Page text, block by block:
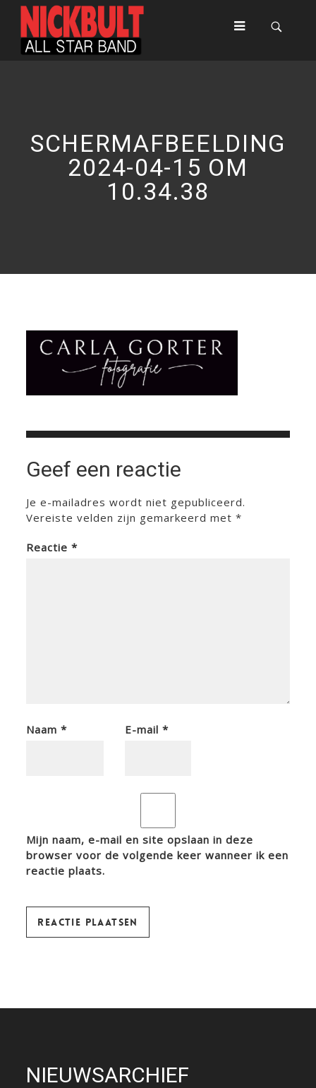
SCHERM­AFBEELDING
2024-04-15 OM
10.34.38
Geef een reactie
Je e-mailadres wordt niet gepubliceerd.
Vereiste velden zijn gemarkeerd met*
Reactie*
Naam* E-mail *
Mijn naam, e-mail en site opslaan in deze
browser voor de volgende keer wanneer ik een
reactie plaats.
NIEUWSARCHIEF